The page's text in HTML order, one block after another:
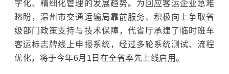
字化、精细化管理的发展趋势。为回应客运企业急难
愁盼，温州市交通运输局靠前服务、积极向上争取省
级部门政策支持与技术保障，代省厅承建了临时班车
客运标志牌线上申报系统，经过多轮系统测试、流程
优化，将于今年6月1日在全省率先上线启用。